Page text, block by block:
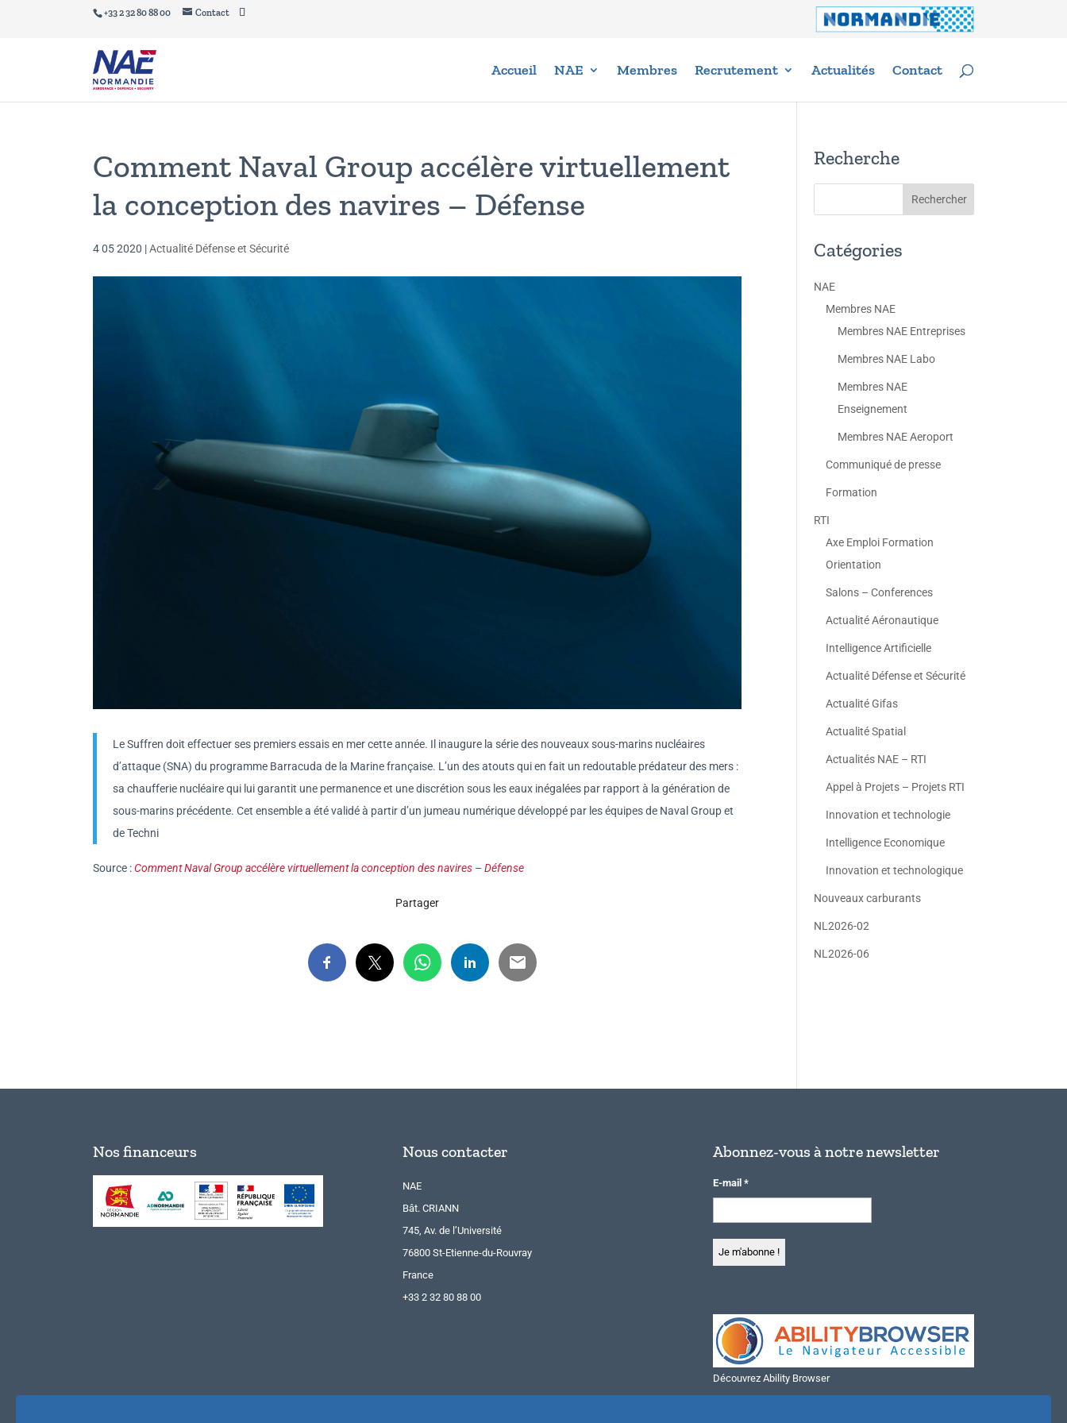
+33 2 32 80 88 00 Contact
Accueil NAE Membres Recrutement Actualités Contact
Comment Naval Group accélère virtuellement
la conception des navires – Défense
4 05 2020 |Actualité Défense et Sécurité
Le Suffren doit effectuer ses premiers essais en mer cette année. Il inaugure la série des nouveaux sous-marins nucléaires
d’attaque (SNA) du programme Barracuda de la Marine française. L’un des atouts qui en fait un redoutable prédateur des mers :
sa chaufferie nucléaire qui lui garantit une permanence et une discrétion sous les eaux inégalées par rapport à la génération de
sous-marins précédente. Cet ensemble a été validé à partir d’un jumeau numérique développé par les équipes de Naval Group et
de Techni
Source :Comment Naval Group accélère virtuellement la conception des navires – Défense
Partager
Recherche
Catégories
NAE
Membres NAE
Membres NAE Entreprises
Membres NAE Labo
Membres NAE
Enseignement
Membres NAE Aeroport
Communiqué de presse
Formation
RTI
Axe Emploi Formation
Orientation
Salons – Conferences
Actualité Aéronautique
Intelligence Artificielle
Actualité Défense et Sécurité
Actualité Gifas
Actualité Spatial
Actualités NAE – RTI
Appel à Projets – Projets RTI
Innovation et technologie
Intelligence Economique
Innovation et technologique
Nouveaux carburants
NL2026-02
NL2026-06
Nos financeurs Nous contacter
NAE
Bât. CRIANN
745, Av. de l’Université
76800 St-Etienne-du-Rouvray
France
+33 2 32 80 88 00
Abonnez-vous à notre newsletter
E-mail *
Découvrez Ability Browser